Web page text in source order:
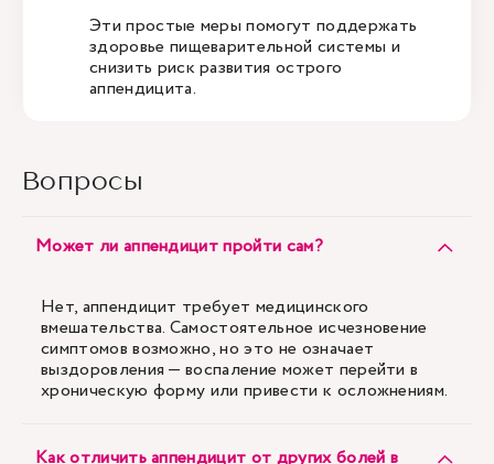
Эти простые меры помогут поддержать
здоровье пищеварительной системы и
снизить риск развития острого
аппендицита.
Вопросы
Может ли аппендицит пройти сам?
Нет, аппендицит требует медицинского
вмешательства. Самостоятельное исчезновение
симптомов возможно, но это не означает
выздоровления — воспаление может перейти в
хроническую форму или привести к осложнениям.
Как отличить аппендицит от других болей в